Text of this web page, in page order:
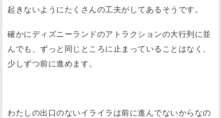
起きないようにたくさんの工夫がしてあるそうです。
確かにディズニーランドのアトラクションの大行列に並
んでも、ずっと同じところに止まっていることはなく、
少しずつ前に進めます。
わたしの出口のないイライラは前に進んでないからなの